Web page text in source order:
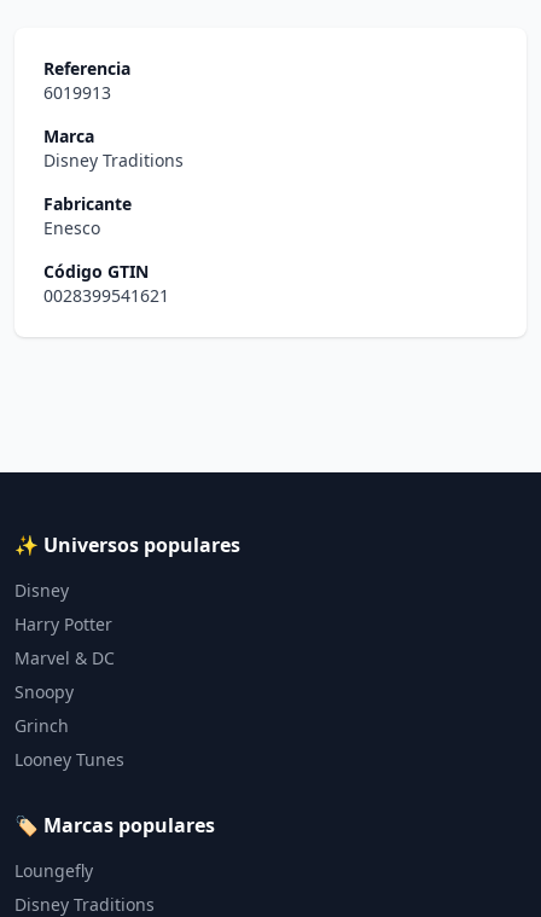
Referencia
6019913
Marca
Disney Traditions
Fabricante
Enesco
Código GTIN
0028399541621
✨ Universos populares
Disney
Harry Potter
Marvel & DC
Snoopy
Grinch
Looney Tunes
🏷️ Marcas populares
Loungefly
Disney Traditions